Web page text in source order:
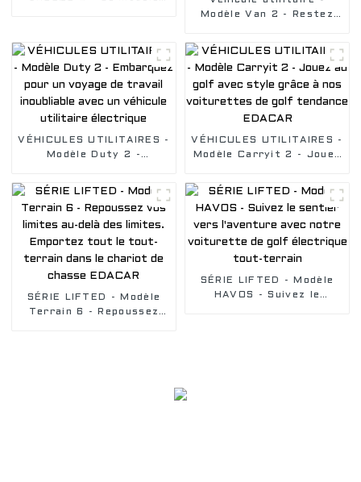
l'avant, empattement
court
Modèle Van 2 - Restez
confort, livrez de la
l'entretien de votre
logement avec notre
voiturette de golf
VÉHICULES UTILITAIRES -
Modèle Duty 2 -
voyage de travail
véhicule utilitaire
électrique
VÉHICULES UTILITAIRES -
Modèle Carryit 2 - Jouez
à nos voiturettes de golf
SÉRIE LIFTED - Modèle
Terrain 6 - Repoussez
SÉRIE LIFTED - Modèle
HAVOS - Suivez le